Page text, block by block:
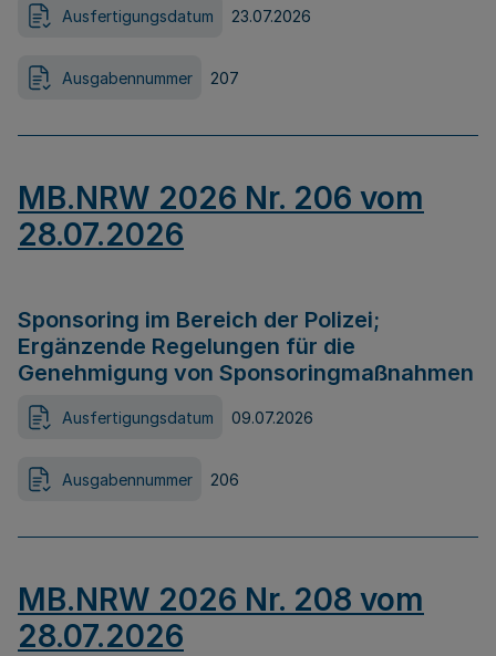
Ausfertigungsdatum 23.07.2026
Ausgabennummer 207
MB.NRW 2026 Nr. 206 vom
28.07.2026
Sponsoring im Bereich der Polizei;
Ergänzende Regelungen für die
Genehmigung von Sponsoringmaßnahmen
Ausfertigungsdatum 09.07.2026
Ausgabennummer 206
MB.NRW 2026 Nr. 208 vom
28.07.2026